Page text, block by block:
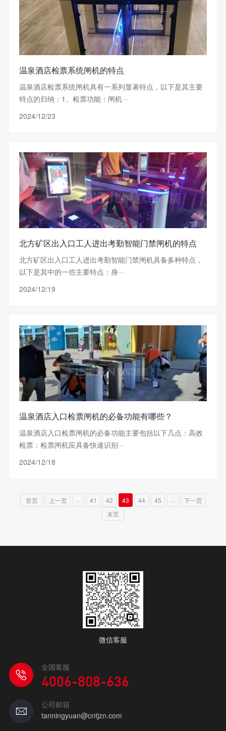
温泉酒店检票系统闸机的特点
温泉酒店检票系统闸机具有一系列显著特点，以下是其主要
特点的归纳：1、检票功能：闸机···
2024/12/23
北方矿区出入口工人进出考勤智能门禁闸机的特点
北方矿区出入口工人进出考勤智能门禁闸机具备多种特点，
以下是其中的一些主要特点：身···
2024/12/19
温泉酒店入口检票闸机的必备功能有哪些？
温泉酒店入口检票闸机的必备功能主要包括以下几点：高效
检票：检票闸机应具备快速识别···
2024/12/18
首页 上一页 ··· 41 42 43 44 45 ···
下一页
末页
微信客服
全国客服
4006-808-636
公司邮箱
tanningyuan@cntjzn.com